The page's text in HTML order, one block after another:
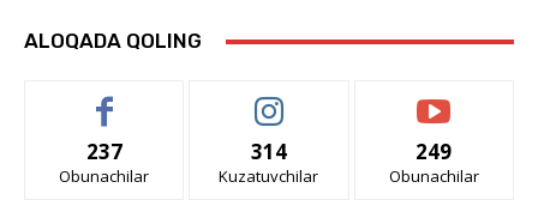
ALOQADA QOLING
237
Obunachilar
314
Kuzatuvchilar
249
Obunachilar